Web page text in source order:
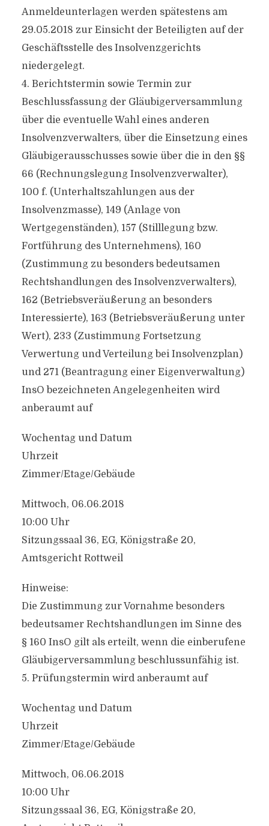
Anmeldeunterlagen werden spätestens am
29.05.2018 zur Einsicht der Beteiligten auf der
Geschäftsstelle des Insolvenzgerichts
niedergelegt.
4. Berichtstermin sowie Termin zur
Beschlussfassung der Gläubigerversammlung
über die eventuelle Wahl eines anderen
Insolvenzverwalters, über die Einsetzung eines
Gläubigerausschusses sowie über die in den §§
66 (Rechnungslegung Insolvenzverwalter),
100 f. (Unterhaltszahlungen aus der
Insolvenzmasse), 149 (Anlage von
Wertgegenständen), 157 (Stilllegung bzw.
Fortführung des Unternehmens), 160
(Zustimmung zu besonders bedeutsamen
Rechtshandlungen des Insolvenzverwalters),
162 (Betriebsveräußerung an besonders
Interessierte), 163 (Betriebsveräußerung unter
Wert), 233 (Zustimmung Fortsetzung
Verwertung und Verteilung bei Insolvenzplan)
und 271 (Beantragung einer Eigenverwaltung)
InsO bezeichneten Angelegenheiten wird
anberaumt auf
Wochentag und Datum
Uhrzeit
Zimmer/Etage/Gebäude
Mittwoch, 06.06.2018
10:00 Uhr
Sitzungssaal 36, EG, Königstraße 20,
Amtsgericht Rottweil
Hinweise:
Die Zustimmung zur Vornahme besonders
bedeutsamer Rechtshandlungen im Sinne des
§ 160 InsO gilt als erteilt, wenn die einberufene
Gläubigerversammlung beschlussunfähig ist.
5. Prüfungstermin wird anberaumt auf
Wochentag und Datum
Uhrzeit
Zimmer/Etage/Gebäude
Mittwoch, 06.06.2018
10:00 Uhr
Sitzungssaal 36, EG, Königstraße 20,